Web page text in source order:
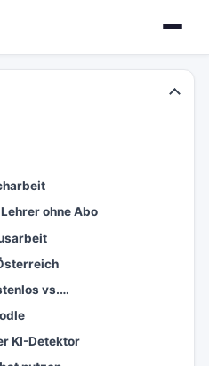
ohne Abo
vs.…
KI-Detektor